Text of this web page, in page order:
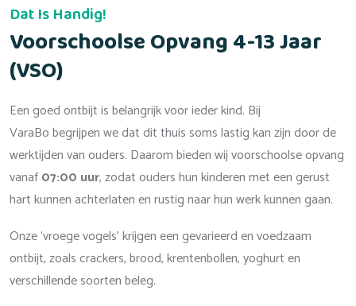
Dat Is Handig!
Voorschoolse Opvang 4-13 Jaar
(VSO)
Een goed ontbijt is belangrijk voor ieder kind. Bij
VaraBo begrijpen we dat dit thuis soms lastig kan zijn door de
werktijden van ouders. Daarom bieden wij voorschoolse opvang
vanaf07:00 uur, zodat ouders hun kinderen met een gerust
hart kunnen achterlaten en rustig naar hun werk kunnen gaan.
Onze ‘vroege vogels’ krijgen een gevarieerd en voedzaam
ontbijt, zoals crackers, brood, krentenbollen, yoghurt en
verschillende soorten beleg.